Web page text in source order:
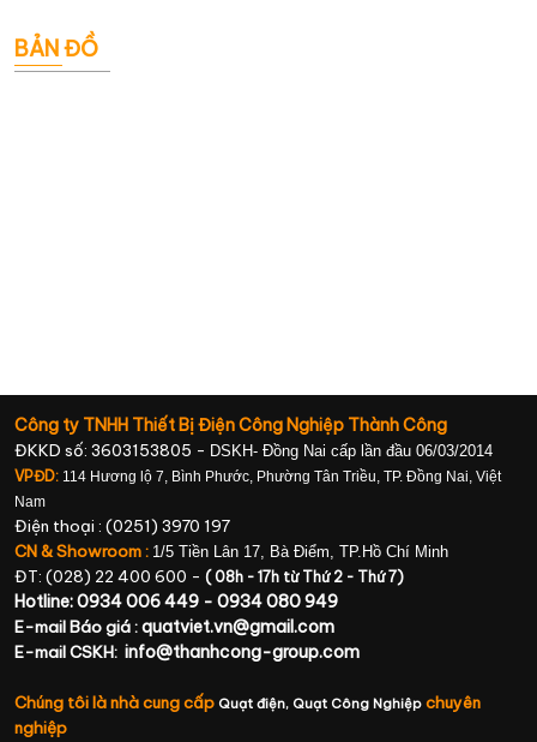
BẢN ĐỒ
Công ty TNHH Thiết Bị Điện Công Nghiệp Thành Công
ĐKKD số: 3603153805 - DSKH- Đồng Nai cấp lần đầu 06/03/2014
VPĐD: 114 Hương lộ 7, Bình Phước, Phường Tân Triều, TP. Đồng Nai, Việt
Nam
Điện thoại : (0251) 3970 197
CN & Showroom : 1/5 Tiền Lân 17, Bà Điểm, TP.Hồ Chí Minh
ĐT: (028) 22 400 600 - ( 08h - 17h từ Thứ 2 - Thứ 7)
Hotline: 0934 006 449 - 0934 080 949
E-mail Báo giá :quatviet.vn@gmail.com
E-mail CSKH: info@thanhcong-group.com
Chúng tôi là nhà cung cấp Quạt điện, Quạt Công Nghiệp chuyên
nghiệp